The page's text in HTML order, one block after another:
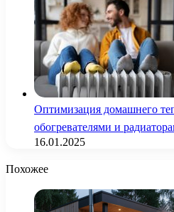
Оптимизация домашнего
обогревателями и
16.01.2025
Похожее